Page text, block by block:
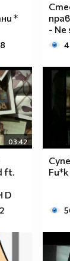
*
- Ne
03:42
ft.
D